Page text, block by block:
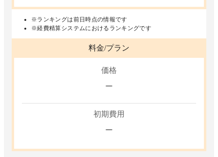
※ランキングは前日時点の情報です
※経費精算システムにおけるランキングです
料金/プラン
価格
ー
初期費用
ー